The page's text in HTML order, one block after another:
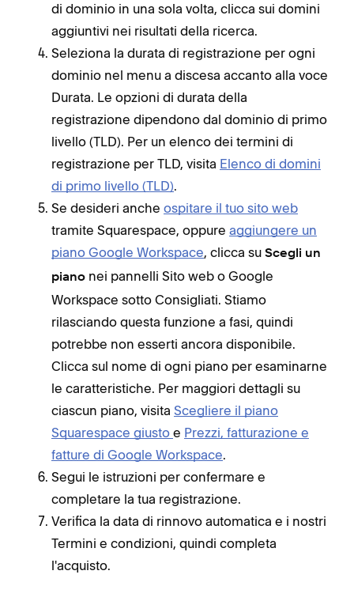
di dominio in una sola volta, clicca sui domini
aggiuntivi nei risultati della ricerca.
Seleziona la durata di registrazione per ogni
dominio nel menu a discesa accanto alla voce
Durata. Le opzioni di durata della
registrazione dipendono dal dominio di primo
livello (TLD). Per un elenco dei termini di
registrazione per TLD, visita Elenco di domini
di primo livello (TLD).
Se desideri anche ospitare il tuo sito web
tramite Squarespace, oppure aggiungere un
piano Google Workspace, clicca su Scegli un
piano nei pannelli Sito web o Google
Workspace sotto Consigliati. Stiamo
rilasciando questa funzione a fasi, quindi
potrebbe non esserti ancora disponibile.
Clicca sul nome di ogni piano per esaminarne
le caratteristiche. Per maggiori dettagli su
ciascun piano, visita Scegliere il piano
Squarespace giusto e Prezzi, fatturazione e
fatture di Google Workspace.
Segui le istruzioni per confermare e
completare la tua registrazione.
Verifica la data di rinnovo automatica e i nostri
Termini e condizioni, quindi completa
l'acquisto.